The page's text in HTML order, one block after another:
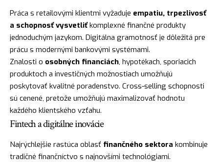
Práca s retailovými klientmi vyžaduje empatiu, trpezlivosť
a schopnosť vysvetliťkomplexné finančné produkty
jednoduchým jazykom. Digitálna gramotnosť je dôležitá pre
prácu s modernými bankovými systémami.
Znalosti o osobných financiách, hypotékach, sporiacich
produktoch a investičných možnostiach umožňujú
poskytovať kvalitné poradenstvo. Cross-selling schopnosti
sú cenené, pretože umožňujú maximalizovať hodnotu
každého klientského vzťahu.
Fintech a digitálne inovácie
Najrýchlejšie rastúca oblasť finančného sektora kombinuje
tradičné finančníctvo s najnovšími technológiami.